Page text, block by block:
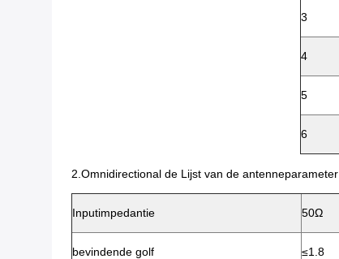
3
4
5
6
2.Omnidirectional de Lijst van de antenneparameter
Inputimpedantie 50Ω
bevindende golf ≤1.8